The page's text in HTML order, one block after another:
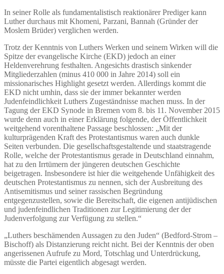
In seiner Rolle als fundamentalistisch reaktionärer Prediger kann
Luther durchaus mit Khomeni, Parzani, Bannah (Gründer der
Moslem Brüder) verglichen werden.
Trotz der Kenntnis von Luthers Werken und seinem Wirken will die
Spitze der evangelische Kirche (EKD) jedoch an einer
Heldenverehrung festhalten. Angesichts drastisch sinkender
Mitgliederzahlen (minus 410 000 in Jahre 2014) soll ein
missionarisches Highlight gesetzt werden. Allerdings kommt die
EKD nicht umhin, dass sie der immer bekannter werden
Judenfeindlichkeit Luthers Zugeständnisse machen muss. In der
Tagung der EKD Synode in Bremen vom 8. bis 11. November 2015
wurde denn auch in einer Erklärung folgende, der Öffentlichkeit
weitgehend vorenthaltene Passage beschlossen: „Mit der
kulturprägenden Kraft des Protestantismus waren auch dunkle
Seiten verbunden. Die gesellschaftsgestaltende und staatstragende
Rolle, welche der Protestantismus gerade in Deutschland einnahm,
hat zu den Irrtümern der jüngeren deutschen Geschichte
beigetragen. Insbesondere ist hier die weitgehende Unfähigkeit des
deutschen Protestantismus zu nennen, sich der Ausbreitung des
Antisemitismus und seiner rassischen Begründung
entgegenzustellen, sowie die Bereitschaft, die eigenen antijüdischen
und judenfeindlichen Traditionen zur Legitimierung der der
Judenverfolgung zur Verfügung zu stellen.“
„Luthers beschämenden Aussagen zu den Juden“ (Bedford-Strom –
Bischoff) als Distanzierung reicht nicht. Bei der Kenntnis der oben
angerissenen Aufrufe zu Mord, Totschlag und Unterdrückung,
müsste die Partei eigentlich abgesagt werden.